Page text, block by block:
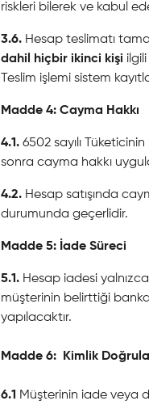
riskleri bilerek ve kabul
3.6. Hesap teslimatı
dahil hiçbir ikinci kişi
Teslim işlemi sistem
Madde 4: Cayma Hakkı
4.1. 6502 sayılı
sonra cayma hakkı
4.2. Hesap satışında
durumunda geçerlidir.
Madde 5: İade Süreci
5.1. Hesap iadesi
müşterinin belirttiği
yapılacaktır.
Madde 6: Kimlik
6.1 Müşterinin iade veya